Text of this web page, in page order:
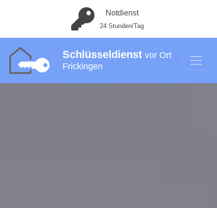
Notdienst
24 Stunden/Tag
Schlüsseldienst vor Ort
Frickingen